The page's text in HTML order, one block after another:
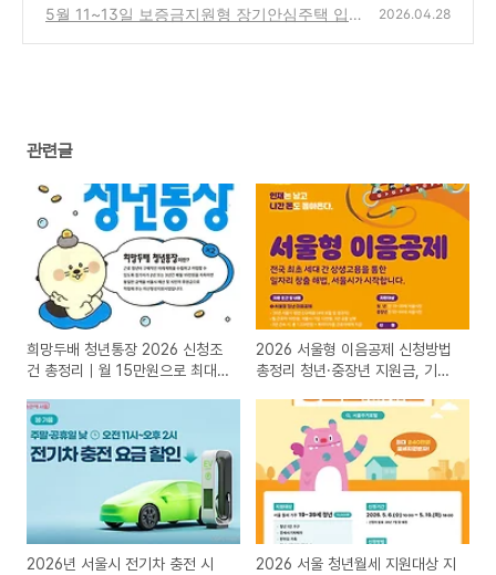
기간 방법 알아보고 신청바로가기
(1)
5월 11~13일 보증금지원형 장기안심주택 입
2026.04.28
관련글
희망두배 청년통장 2026 신청조
건 총정리｜월 15만원으로 최대
2026 서울형 이음공제 신청방법
총정리 청년·중장년 지원금, 기업
2026년 서울시 전기차 충전 시
2026 서울 청년월세 지원대상 지